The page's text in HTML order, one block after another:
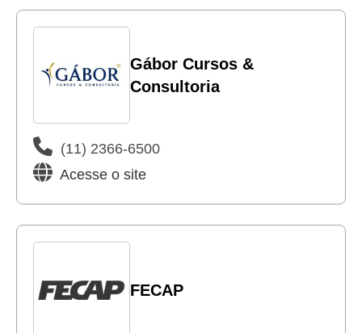
Gábor Cursos &
Consultoria
(11) 2366-6500
Acesse o site
FECAP